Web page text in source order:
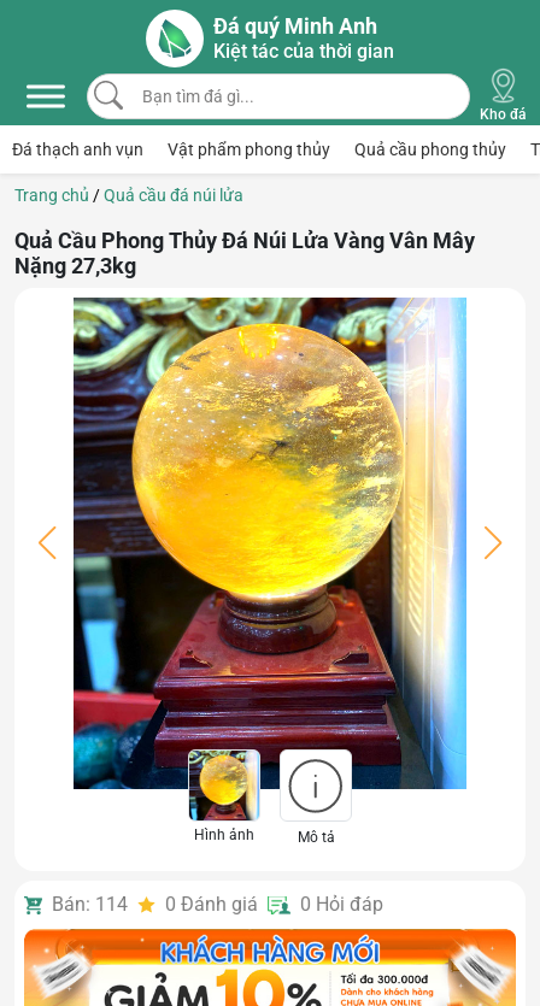
Skip to main content
Đá quý Minh Anh
Kiệt tác của thời gian
Bạn tìm đá gì...
Kho đá
Đá thạch anh vụn Vật phẩm phong thủy Quả cầu phong thủy
Trang chủ /Quả cầu đá núi lửa
Quả Cầu Phong Thủy Đá Núi Lửa Vàng Vân Mây
Nặng 27,3kg
Hình ảnh Mô tả
Bán: 114 0 Đánh giá 0 Hỏi đáp